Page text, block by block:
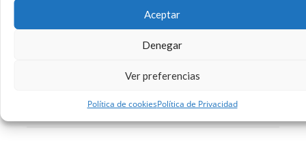
Aceptar
Denegar
Ver preferencias
Política de cookiesPolítica de Privacidad
entorno habláis sobre ello. Puede ser que,
aunque
Apps Creatividad
Leer más